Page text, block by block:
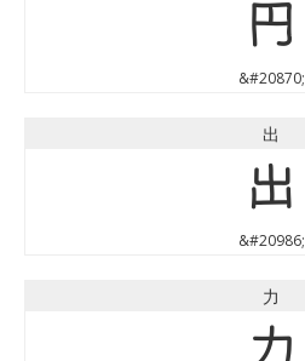
円
&#20870;
出
出
&#20986;
力
力